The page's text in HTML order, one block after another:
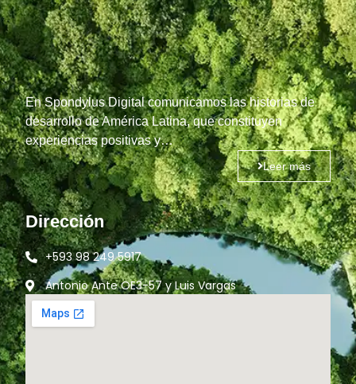
En Spondylus Digital comunicamos las historias de
desarrollo de América Latina, que constituyen
experiencias positivas y…
Leer más
Dirección
+593 98 249 5917
Antonio Ante OE3-57 y Luis Vargas